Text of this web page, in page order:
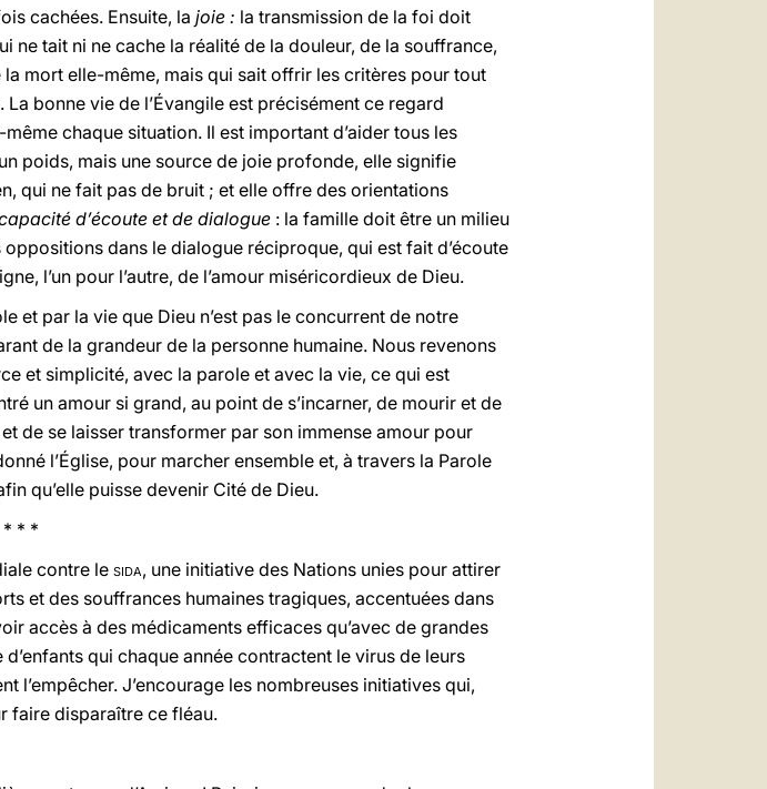
cachées. Ensuite, la joie : la transmission de la foi doit
ne tait ni ne cache la réalité de la douleur, de la souffrance,
mort elle-même, mais qui sait offrir les critères pour tout
bonne vie de l’Évangile est précisément ce regard
chaque situation. Il est important d’aider tous les
poids, mais une source de joie profonde, elle signifie
qui ne fait pas de bruit ; et elle offre des orientations
d’écoute et de dialogue : la famille doit être un milieu
dans le dialogue réciproque, qui est fait d’écoute
l’un pour l’autre, de l’amour miséricordieux de Dieu.
et par la vie que Dieu n’est pas le concurrent de notre
de la grandeur de la personne humaine. Nous revenons
et simplicité, avec la parole et avec la vie, ce qui est
un amour si grand, au point de s’incarner, de mourir et de
de se laisser transformer par son immense amour pour
l’Église, pour marcher ensemble et, à travers la Parole
qu’elle puisse devenir Cité de Dieu.
* * *
contre lesida, une initiative des Nations unies pour attirer
et des souffrances humaines tragiques, accentuées dans
accès à des médicaments efficaces qu’avec de grandes
qui chaque année contractent le virus de leurs
l’empêcher. J’encourage les nombreuses initiatives qui,
faire disparaître ce fléau.